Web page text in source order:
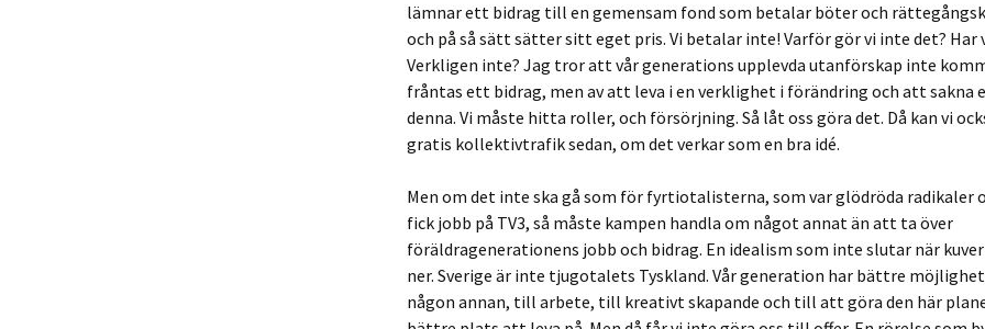
lämnar ett bidrag till en gemensam fond som betalar böter och
och på så sätt sätter sitt eget pris. Vi betalar inte! Varför gör vi inte det? Har
Verkligen inte? Jag tror att vår generations upplevda utanförskap inte
fråntas ett bidrag, men av att leva i en verklighet i förändring och att sakna
denna. Vi måste hitta roller, och försörjning. Så låt oss göra det. Då kan vi
gratis kollektivtrafik sedan, om det verkar som en bra idé.
Men om det inte ska gå som för fyrtiotalisterna, som var glödröda radikaler
fick jobb på TV3, så måste kampen handla om något annat än att ta över
föräldragenerationens jobb och bidrag. En idealism som inte slutar när
ner. Sverige är inte tjugotalets Tyskland. Vår generation har bättre
någon annan, till arbete, till kreativt skapande och till att göra den här